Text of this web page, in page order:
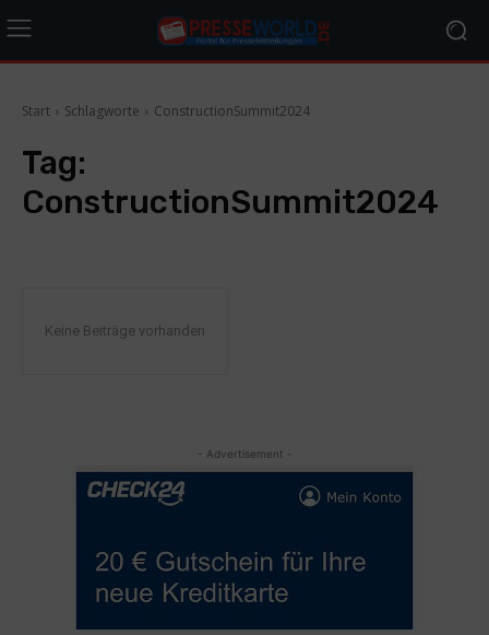
Start Schlagworte ConstructionSummit2024
Tag:
ConstructionSummit2024
Keine Beiträge vorhanden
- Advertisement -